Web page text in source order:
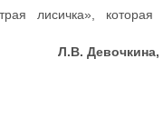
лисичка»,
Л.В.